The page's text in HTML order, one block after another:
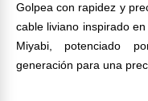
Golpea con rapidez y
cable liviano inspirado
Miyabi, potenciado
generación para una